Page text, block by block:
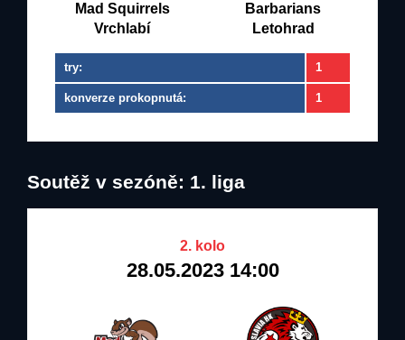
Mad Squirrels
Vrchlabí
Barbarians
Letohrad
try: 1
konverze prokopnutá: 1
Soutěž v sezóně: 1. liga
2. kolo
28.05.2023 14:00